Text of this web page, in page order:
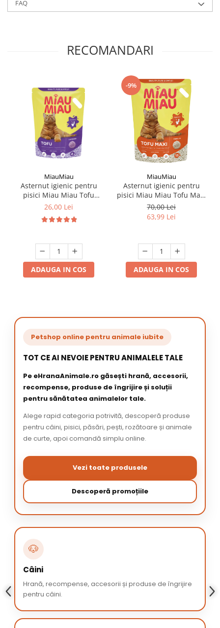
FAQ
RECOMANDARI
MiauMiau
Asternut igienic pentru
pisici Miau Miau Tofu
Lavanda 6L
26,00 Lei
ADAUGA IN COS
-9%
MiauMiau
Asternut igienic pentru
pisici Miau Miau Tofu Maxi
Vanilie 15L
70,00 Lei
63,99 Lei
ADAUGA IN COS
Petshop online pentru animale iubite
TOT CE AI NEVOIE PENTRU ANIMALELE TALE
Pe eHranaAnimale.ro găsești hrană, accesorii,
recompense, produse de îngrijire și soluții
pentru sănătatea animalelor tale.
Alege rapid categoria potrivită, descoperă produse
pentru câini, pisici, păsări, pești, rozătoare și animale
de curte, apoi comandă simplu online.
Vezi toate produsele
Descoperă promoțiile
🐶
Câini
Hrană, recompense, accesorii și produse de îngrijire
pentru câini.